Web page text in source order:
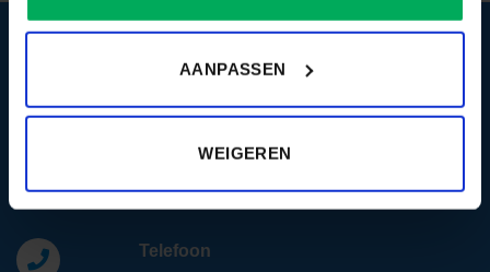
AANPASSEN
WEIGEREN
Telefoon